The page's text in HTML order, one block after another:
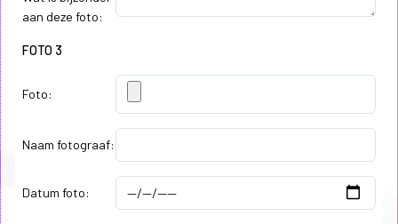
aan deze foto:
FOTO 3
Foto:
Naam fotograaf:
Datum foto: